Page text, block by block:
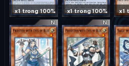
x1 trong 100% x1 trong 100% x1